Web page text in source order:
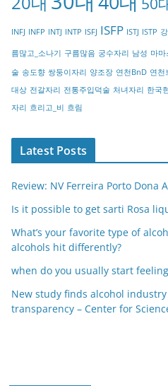
y
INFJ INFP INTJ INTP ISFJ ISFP ISTJ ISTP
름많고_소나기 구름많음 궁수자리 남성 마마
술 송도향 쌍둥이자리 양조장 연천BnD 연천
대상 전갈자리 전통주입덕술 처녀자리 한국
자리 흐리고_비 흐림
Latest Posts
Review: NV Ferreira Porto Dona
Is it possible to get sarti Rosa
What’s your favorite type of
alcohols hit differently?
when do you usually start
New study finds alcohol
transparency – Center for